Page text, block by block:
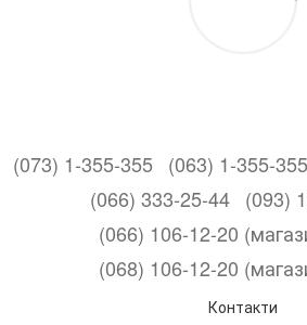
(073) 1-355-355 (063) 1-355-355
(066) 333-25-44 (093)
(066) 106-12-20
(068) 106-12-20
Контакти